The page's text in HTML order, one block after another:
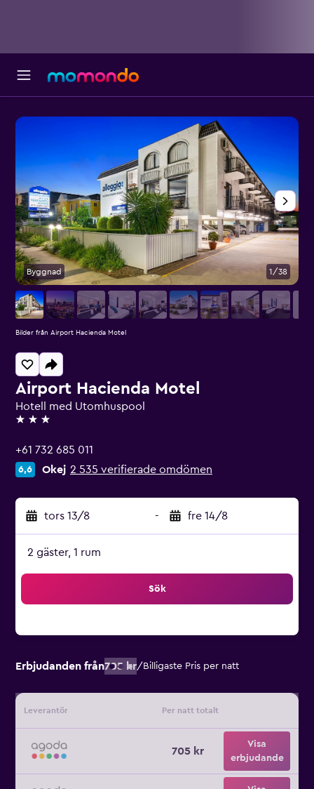
Airport Hacienda Motel
Hotell med Utomhuspool
3 stjärnor
+61 732 685 011
6,6 Okej 2 535 verifierade omdömen
tors 13/8 - fre 14/8
2 gäster, 1 rum
Sök
Erbjudanden från705 kr/ Billigaste Pris per natt
Leverantör Per natt totalt
705 kr
Visa
erbjudande
Byggnad 1/38
Bilder från Airport Hacienda Motel